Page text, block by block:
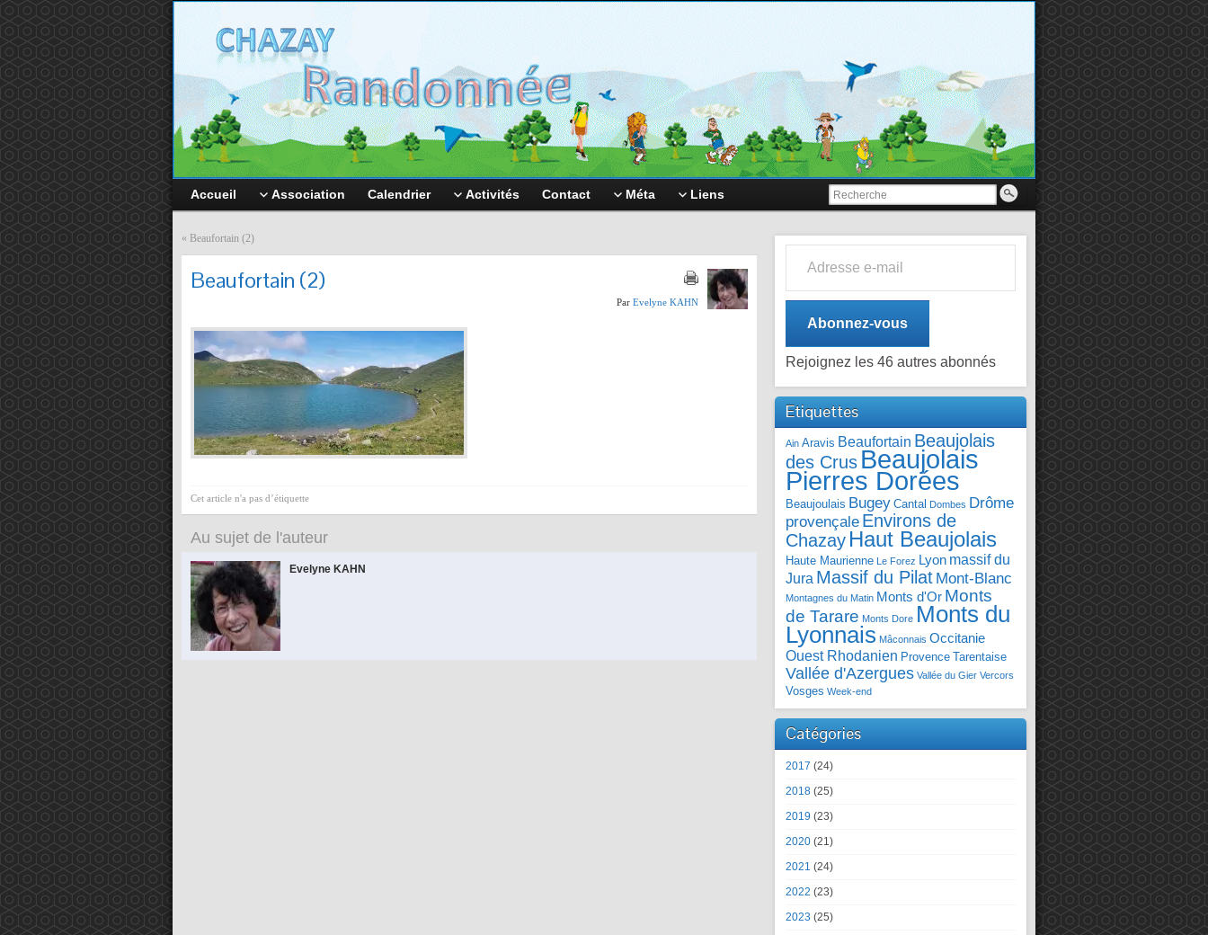
Accueil Association Calendrier Activités Contact Méta Liens
« Beaufortain (2)
Beaufortain (2)
Par Evelyne KAHN
Cet article n'a pas d’étiquette
Au sujet de l'auteur
Evelyne KAHN
Adresse e-mail
Abonnez-vous
Rejoignez les 46 autres abonnés
Etiquettes
Ain Aravis Beaufortain Beaujolais
des Crus Beaujolais
Pierres Dorées
Beaujoulais Bugey Cantal Dombes Drôme
provençale Environs de
Chazay Haut Beaujolais
Haute Maurienne Le Forez Lyon massif du
Jura Massif du Pilat Mont-Blanc
Montagnes du Matin Monts d'Or Monts
de Tarare Monts Dore Monts du
Lyonnais Mâconnais Occitanie
Ouest Rhodanien Provence Tarentaise
Vallée d'Azergues Vallée du Gier Vercors
Vosges Week-end
Catégories
2017 (24)
2018 (25)
2019 (23)
2020 (21)
2021 (24)
2022 (23)
2023 (25)